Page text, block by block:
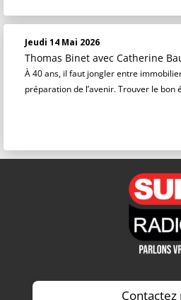
Jeudi 14 Mai 2026
Thomas Binet avec Catherine
À 40 ans, il faut jongler entre
préparation de l’avenir. Trouver le bon
Contactez